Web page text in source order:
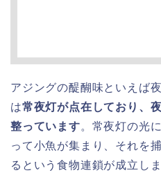
アジングの醍醐味といえば
は常夜灯が点在しており、
整っています。常夜灯の光
って小魚が集まり、それを
るという食物連鎖が成立しま